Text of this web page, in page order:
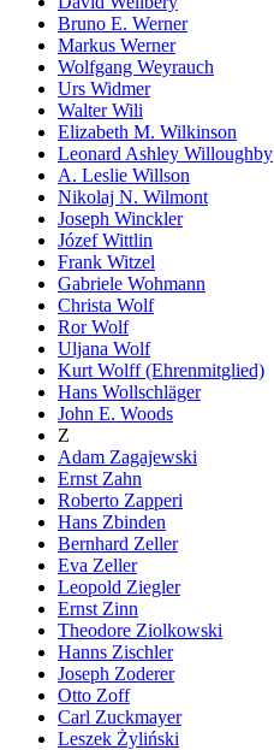
Bruno E. Werner
Markus Werner
Wolfgang Weyrauch
Urs Widmer
Walter Wili
Elizabeth M. Wilkinson
Leonard Ashley Willoughby
A. Leslie Willson
Nikolaj N. Wilmont
Joseph Winckler
Józef Wittlin
Frank Witzel
Gabriele Wohmann
Christa Wolf
Ror Wolf
Uljana Wolf
Kurt Wolff (Ehrenmitglied)
Hans Wollschläger
John E. Woods
Z
Adam Zagajewski
Ernst Zahn
Roberto Zapperi
Hans Zbinden
Bernhard Zeller
Eva Zeller
Leopold Ziegler
Ernst Zinn
Theodore Ziolkowski
Hanns Zischler
Joseph Zoderer
Otto Zoff
Carl Zuckmayer
Leszek Żyliński